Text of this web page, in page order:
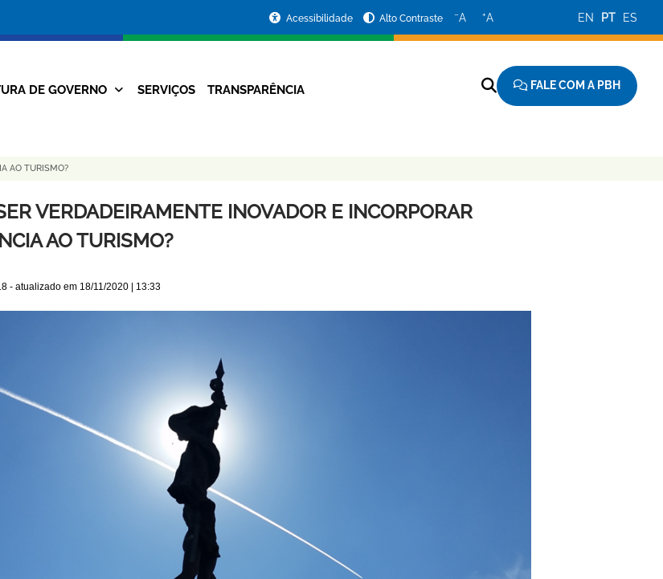
da
Prefeitura
Acessibilidade Alto Contraste −A +A EN PT ES
Navegação
DE GOVERNO SERVIÇOS TRANSPARÊNCIA FALE COM A PBH
AO TURISMO?
VERDADEIRAMENTE INOVADOR E INCORPORAR
AO TURISMO?
- atualizado em 18/11/2020 | 13:33